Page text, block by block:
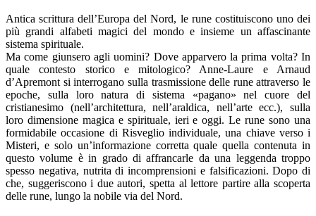
Antica scrittura dell’Europa del Nord, le rune costituiscono uno dei
più grandi alfabeti magici del mondo e insieme un affascinante
sistema spirituale.
Ma come giunsero agli uomini? Dove apparvero la prima volta? In
quale contesto storico e mitologico? Anne-Laure e Arnaud
d’Apremont si interrogano sulla trasmissione delle rune attraverso le
epoche, sulla loro natura di sistema «pagano» nel cuore del
cristianesimo (nell’architettura, nell’araldica, nell’arte ecc.), sulla
loro dimensione magica e spirituale, ieri e oggi. Le rune sono una
formidabile occasione di Risveglio individuale, una chiave verso i
Misteri, e solo un’informazione corretta quale quella contenuta in
questo volume è in grado di affrancarle da una leggenda troppo
spesso negativa, nutrita di incomprensioni e falsificazioni. Dopo di
che, suggeriscono i due autori, spetta al lettore partire alla scoperta
delle rune, lungo la nobile via del Nord.